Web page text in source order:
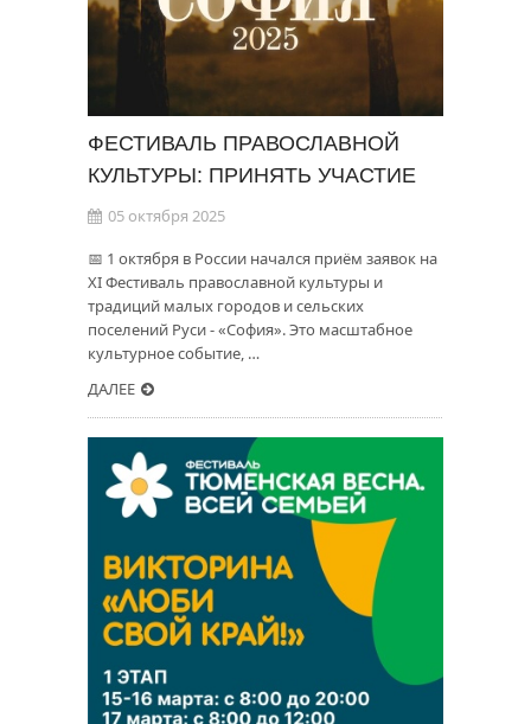
ФЕСТИВАЛЬ ПРАВОСЛАВНОЙ
КУЛЬТУРЫ: ПРИНЯТЬ УЧАСТИЕ
05 октября 2025
📅 1 октября в России начался приём заявок на
XI Фестиваль православной культуры и
традиций малых городов и сельских
поселений Руси - «София». Это масштабное
культурное событие, …
ДАЛЕЕ